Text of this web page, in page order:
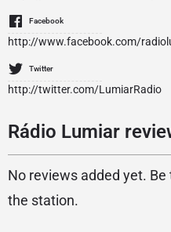
Facebook
http://www.facebook.com/
Twitter
http://twitter.com/LumiarRadio
Rádio Lumiar
No reviews added yet.
the station.